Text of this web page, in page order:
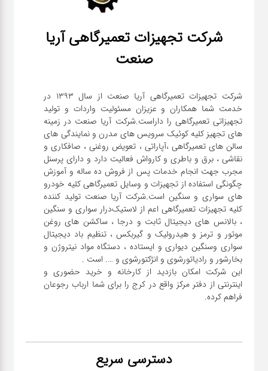
شرکت تجهیزات تعمیرگاهی آریا
صنعت
شرکت تجهیزات تعمیرگاهی آریا صنعت از سال ۱۳۹۳ در
خدمت شما همکاران و عزیزان مسئولیت واردات و تولید
تجهیزاتی تعمیرگاهی را داراست.شرکت آریا صنعت در زمینه
های تجهیز کلیه کوئیک سرویس های مدرن و نمایندگی های
سالن های تعمیرگاهی ،آپاراتی ، تعویض روغنی ، صافکاری و
نقاشی ، برق و باطری و کارواش فعالیت دارد و دارای پرسنل
مجرب جهت انجام خدمات پس از فروش ده ساله و آموزش
چگونگی استفاده از تجهیزات و وسایل تعمیرگاهی کلیه خودرو
های سواری و سنگین است.شرکت آریا صنعت تولید کننده
کلیه تجهیزات تعمیرگاهی اعم از لاستیک‌درار سواری و ‌سنگین
، بالانس های دیجیتال ثابت و درجا ، ساکشن های روغن
موتور و ترمز و هیدرولیک و گیربکس ، تنظیم باد دیجیتال
سواری و‌سنگین دیواری و ایستاده ، دستگاه مواد نیتروژن و
این شرکت امکان بازدید از کارخانه و خرید حضوری و
اینترنتی از دفتر مرکز واقع در کرج را برای شما ارباب رجوعان
فراهم کرده.
دسترسی سریع